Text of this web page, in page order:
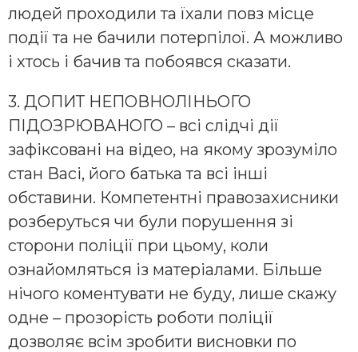
людей проходили та їхали повз місце
події та не бачили потерпілої. А можливо
і хтось і бачив та побоявся сказати.
3. ДОПИТ НЕПОВНОЛІНЬОГО
ПІДОЗРЮВАНОГО – всі слідчі дії
зафіксовані на відео, на якому зрозуміло
стан Васі, його батька та всі інші
обставини. Компетентні правозахисники
розберуться чи були порушення зі
сторони поліції при цьому, коли
ознайомляться із матеріалами. Більше
нічого коментувати не буду, лише скажу
одне – прозорість роботи поліції
дозволяє всім зробити висновки по